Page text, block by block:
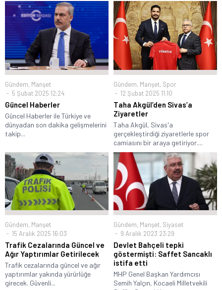
Gündem, Manşet
5 Şubat 2025 12:24
Güncel Haberler
Güncel Haberler ile Türkiye ve
dünyadan son dakika gelişmelerini
takip...
Gündem, Manşet, Spor
12 Şubat 2025 11:10
Taha Akgül’den Sivas’a
Ziyaretler
Taha Akgül, Sivas'a
gerçekleştirdiği ziyaretlerle spor
camiasını bir araya getiriyor....
Gündem, Manşet
15 Aralık 2025 16:03
Trafik Cezalarında Güncel ve
Ağır Yaptırımlar Getirilecek
Trafik cezalarında güncel ve ağır
yaptırımlar yakında yürürlüğe
girecek. Güvenli...
Gündem, Manşet, Siyaset
9 Aralık 2023 23:29
Devlet Bahçeli tepki
göstermişti: Saffet Sancaklı
istifa etti
MHP Genel Başkan Yardımcısı
Semih Yalçın, Kocaeli Milletvekili